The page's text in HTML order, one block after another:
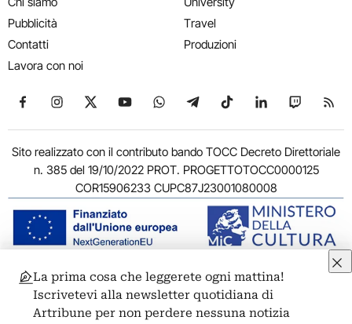
Pubblicità
Contatti
Lavora con noi
Travel
Produzioni
Seguici su Facebook
Seguici su Instagram
Seguici su X
Seguici su YouTube
Seguici su WhatsApp
Seguici su Telegram
Seguici su TikTok
Seguici su
Seguici
Sito realizzato con il contributo bando TOCC Decreto Direttoriale
n. 385 del 19/10/2022 PROT. PROGETTOTOCC0000125
COR15906233 CUPC87J23001080008
© 2011-2026 ARTRIBUNE srl – Corso Vittorio Emanuele II, 287 –
00186 Roma - P.I. 11381581005
Privacy: Responsabile della protezione dei dati personali
La prima cosa che leggerete ogni mattina!
Iscrivetevi alla newsletter quotidiana di
Artribune per non perdere nessuna notizia